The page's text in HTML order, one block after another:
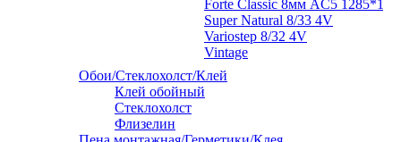
Forte Classic 8мм AC5 1285*192
Super Natural 8/33 4V
Variostep 8/32 4V
Vintage
Обои/Стеклохолст/Клей
Клей обойный
Стеклохолст
Флизелин